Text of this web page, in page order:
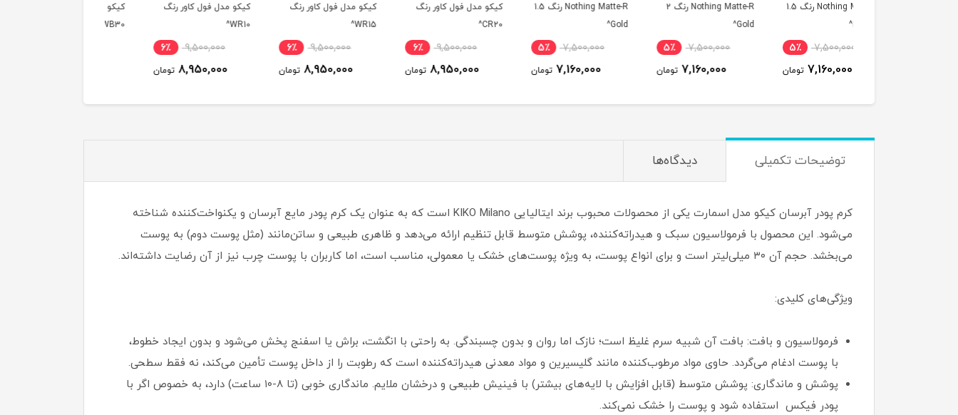
7,500,000
7,160,000
Nothing Matte-R رنگ 1.5
7,500,000
7,160,000
کیکو مدل فول کاور رنگ
9,500,000
8,950,000
کیکو مدل فول کاور رنگ
9,500,000
8,950,000
کیکو مدل فول کاور رنگ
9,500,000
8,950,000
کیکو مدل فول کاور رنگ
9,500,000
8,950,000
توضیحات تکمیلی دیدگاه‌ها
کرم پودر آبرسان کیکو مدل اسمارت یکی از محصولات محبوب برند ایتالیایی KIKO Milano است که به عنوان یک کرم پودر مایع آبرسان و یکنواخت‌کننده شناخته
می‌شود. این محصول با فرمولاسیون سبک و هیدراته‌کننده، پوشش متوسط قابل تنظیم ارائه می‌دهد و ظاهری طبیعی و ساتن‌مانند (مثل پوست دوم) به پوست
می‌بخشد. حجم آن ۳۰ میلی‌لیتر است و برای انواع پوست، به ویژه پوست‌های خشک یا معمولی، مناسب است، اما کاربران با پوست چرب نیز از آن رضایت داشته‌اند.
ویژگی‌های کلیدی:
فرمولاسیون و بافت: بافت آن شبیه سرم غلیظ است؛ نازک اما روان و بدون چسبندگی. به راحتی با انگشت، براش یا اسفنج پخش می‌شود و بدون ایجاد خطوط،
با پوست ادغام می‌گردد. حاوی مواد مرطوب‌کننده مانند گلیسیرین و مواد معدنی هیدراته‌کننده است که رطوبت را از داخل پوست تأمین می‌کند، نه فقط سطحی.
پوشش و ماندگاری: پوشش متوسط (قابل افزایش با لایه‌های بیشتر) با فینیش طبیعی و درخشان ملایم. ماندگاری خوبی (تا ۸-۱۰ ساعت) دارد، به خصوص اگر با
پودر فیکس استفاده شود و پوست را خشک نمی‌کند.